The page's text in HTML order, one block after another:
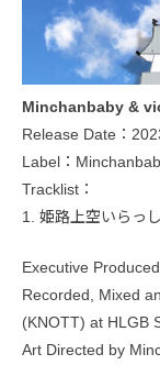
Minchanbaby &
Release Date：
Label：
Tracklist：
1. 姫路上空いらっ
Executive
Recorded, Mixed
(KNOTT) at HLGB
Art Directed by